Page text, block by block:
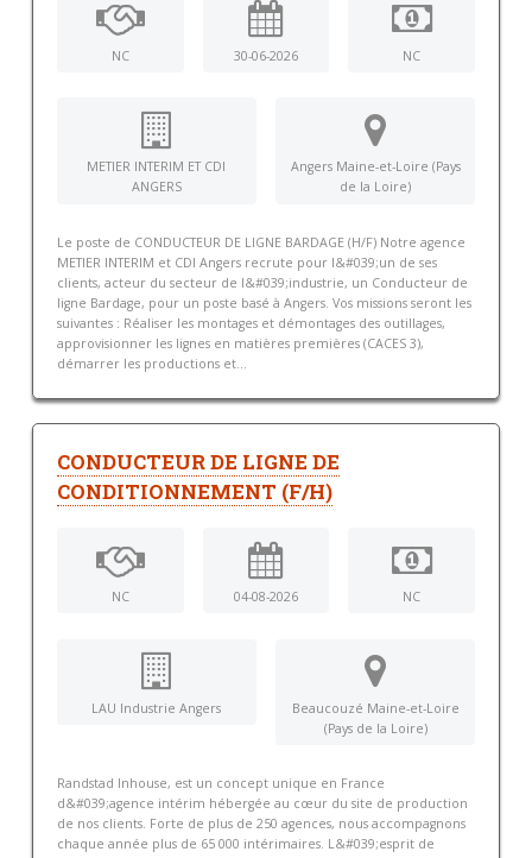
NC 30-06-2026 NC
METIER INTERIM ET CDI
ANGERS
Angers Maine-et-Loire (Pays
de la Loire)
Le poste de CONDUCTEUR DE LIGNE BARDAGE (H/F) Notre agence
METIER INTERIM et CDI Angers recrute pour l&#039;un de ses
clients, acteur du secteur de l&#039;industrie, un Conducteur de
ligne Bardage, pour un poste basé à Angers. Vos missions seront les
suivantes : Réaliser les montages et démontages des outillages,
approvisionner les lignes en matières premières (CACES 3),
démarrer les productions et...
CONDUCTEUR DE LIGNE DE
CONDITIONNEMENT (F/H)
NC 04-08-2026 NC
LAU Industrie Angers
Beaucouzé Maine-et-Loire
(Pays de la Loire)
Randstad Inhouse, est un concept unique en France
d&#039;agence intérim hébergée au cœur du site de production
de nos clients. Forte de plus de 250 agences, nous accompagnons
chaque année plus de 65 000 intérimaires. L&#039;esprit de